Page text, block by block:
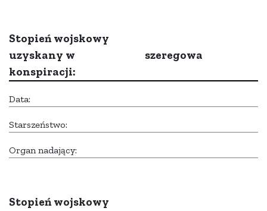
Stopień wojskowy
uzyskany w
konspiracji:
szeregowa
Data:
Starszeństwo:
Organ nadający:
Stopień wojskowy